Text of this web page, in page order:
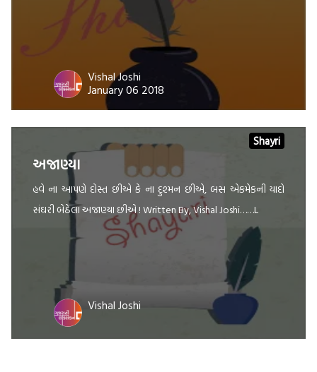
Vishal Joshi
January 06 2018
Shayri
અજાણ્યા
હવે ના આપણે દોસ્ત છીએ કે ના દુશ્મન છીએ, બસ એકમેકની યાદો
સંઘરી બેઠેલા અજાણ્યા છીએ ! Written By, Vishal Joshi……L
Vishal Joshi